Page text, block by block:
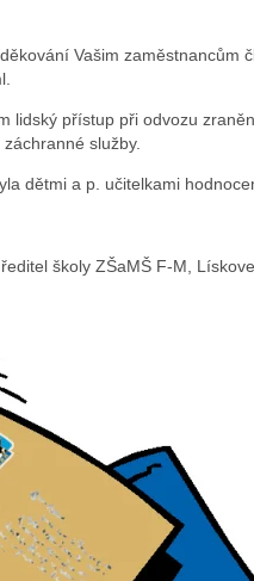
Vašim zaměstnancům
lidský přístup při odvozu
služby.
dětmi a p. učitelkami
školy ZŠaMŠ F-M,